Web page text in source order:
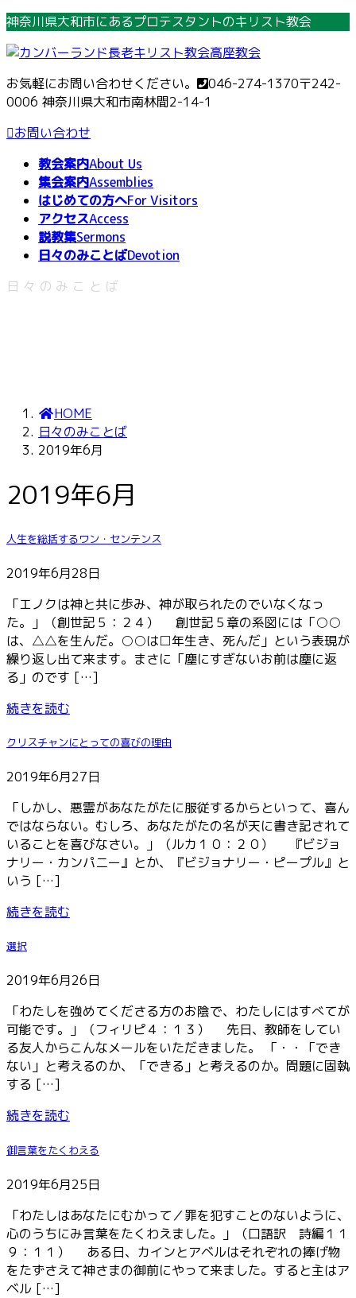
コ
テ
ン
ツ
へ
ス
ナ
ゲ
ー
シ
ョ
ン
神奈川県大和市にあるプロテスタントのキリスト教会
お気軽にお問い合わせください。 046-274-1370〒242-
0006 神奈川県大和市南林間2-14-1
お問い合わせ
教会案内About Us
集会案内Assemblies
はじめての方へFor Visitors
アクセスAccess
説教集Sermons
日々のみことばDevotion
日々のみことば
HOME
日々のみことば
2019年6月
2019年6月
人生を総括するワン・センテンス
2019年6月28日
「エノクは神と共に歩み、神が取られたのでいなくなっ
た。」（創世記５：２４） 創世記５章の系図には「○○
は、△△を生んだ。○○は□年生き、死んだ」という表現が
繰り返し出て来ます。まさに「塵にすぎないお前は塵に返
る」のです […]
続きを読む
クリスチャンにとっての喜びの理由
2019年6月27日
「しかし、悪霊があなたがたに服従するからといって、喜ん
ではならない。むしろ、あなたがたの名が天に書き記されて
いることを喜びなさい。」（ルカ１０：２０） 『ビジョ
ナリー・カンパニー』とか、『ビジョナリー・ピープル』と
いう […]
続きを読む
選択
2019年6月26日
「わたしを強めてくださる方のお陰で、わたしにはすべてが
可能です。」（フィリピ４：１３） 先日、教師をしてい
る友人からこんなメールをいただきました。 「・・「でき
ない」と考えるのか、「できる」と考えるのか。問題に固執
する […]
続きを読む
御言葉をたくわえる
2019年6月25日
「わたしはあなたにむかって／罪を犯すことのないように、
心のうちにみ言葉をたくわえました。」（口語訳 詩編１１
９：１１） ある日、カインとアベルはそれぞれの捧げ物
をたずさえて神さまの御前にやって来ました。すると主はア
ベル […]